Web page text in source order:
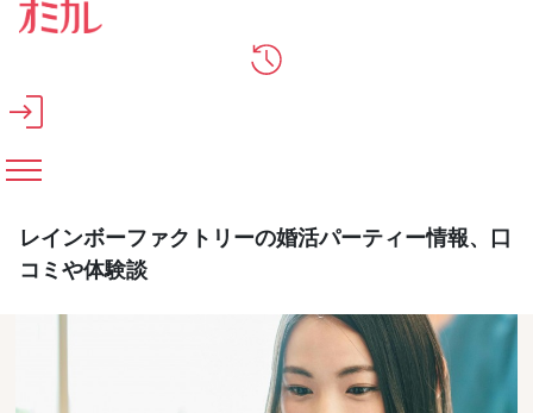
メインコンテンツへスキップ
レインボーファクトリーの婚活パーティー情報、口
コミや体験談